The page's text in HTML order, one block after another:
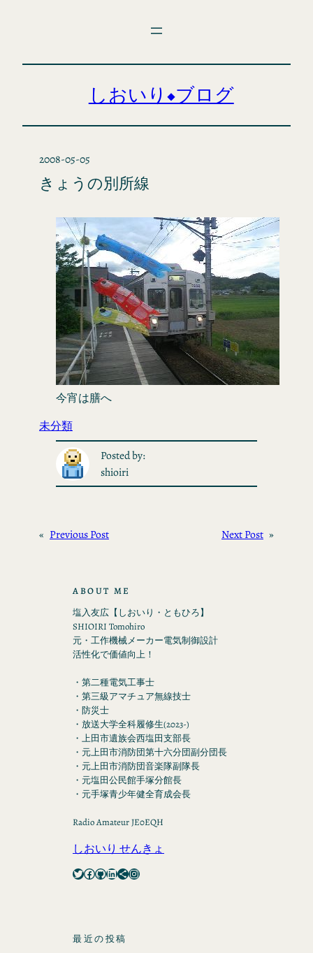
しおいり◆ブログ
2008-05-05
きょうの別所線
今宵は膳へ
未分類
Posted by:
shioiri
« Previous Post Next Post »
ABOUT ME
塩入友広【しおいり・ともひろ】
SHIOIRI Tomohiro
元・工作機械メーカー電気制御設計
活性化で価値向上！
・第二種電気工事士
・第三級アマチュア無線技士
・防災士
・放送大学全科履修生(2023-)
・上田市遺族会西塩田支部長
・元上田市消防団第十六分団副分団長
・元上田市消防団音楽隊副隊長
・元塩田公民館手塚分館長
・元手塚青少年健全育成会長
Radio Amateur JE0EQH
しおいり せんきょ
Twitter Facebook GitHub LinkedIn Share Icon Instagram
最近の投稿